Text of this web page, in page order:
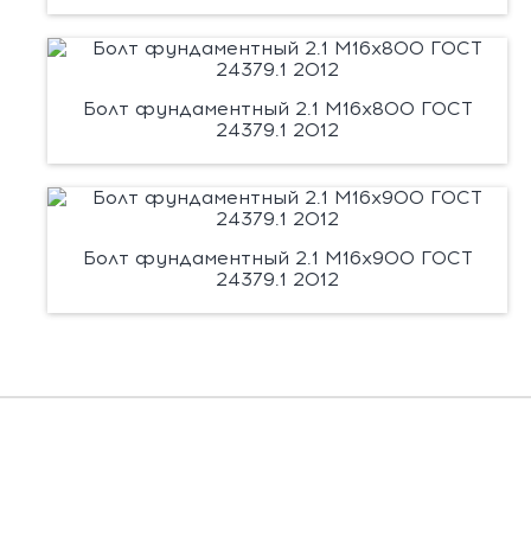
Болт фундаментный 2.1 М16х800 ГОСТ
24379.1 2012
Болт фундаментный 2.1 М16х900 ГОСТ
24379.1 2012